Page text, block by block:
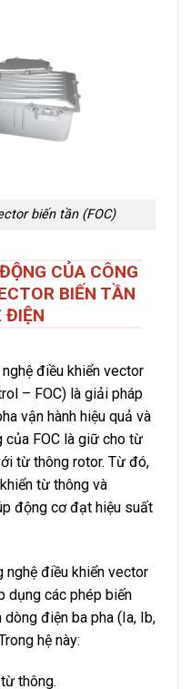
biến tần (FOC)
CỦA CÔNG
BIẾN TẦN
ĐIỆN
điều khiển vector
– FOC) là giải pháp
vận hành hiệu quả và
của FOC là giữ cho từ
từ thông rotor. Từ đó,
từ thông và
động cơ đạt hiệu suất
nghệ điều khiển vector
dụng các phép biến
điện ba pha (Ia, Ib,
hệ này:
thông.